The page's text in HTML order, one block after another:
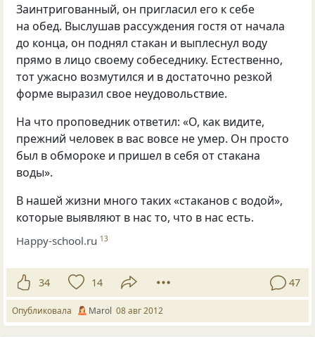
Заинтригованный, он пригласил его к себе
на обед. Выслушав рассуждения гостя от начала
до конца, он поднял стакан и выплеснул воду
прямо в лицо своему собеседнику. Естественно,
тот ужасно возмутился и в достаточно резкой
форме выразил свое неудовольствие.
На что проповедник ответил: «О, как видите,
прежний человек в вас вовсе не умер. Он просто
был в обмороке и пришел в себя от стакана
воды».
В нашей жизни много таких«стаканов с водой»,
которые выявляют в нас то, что в нас есть.
Happy-school.ru 13
34 14 47
Опубликовала Marol 08 авг 2012